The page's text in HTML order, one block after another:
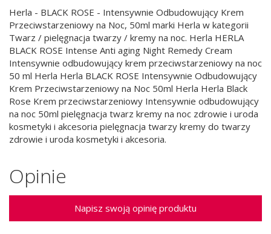
Herla - BLACK ROSE - Intensywnie Odbudowujący Krem
Przeciwstarzeniowy na Noc, 50ml marki Herla w kategorii
Twarz / pielęgnacja twarzy / kremy na noc. Herla HERLA
BLACK ROSE Intense Anti aging Night Remedy Cream
Intensywnie odbudowujący krem przeciwstarzeniowy na noc
50 ml Herla Herla BLACK ROSE Intensywnie Odbudowujący
Krem Przeciwstarzeniowy na Noc 50ml Herla Herla Black
Rose Krem przeciwstarzeniowy Intensywnie odbudowujący
na noc 50ml pielęgnacja twarz kremy na noc zdrowie i uroda
kosmetyki i akcesoria pielęgnacja twarzy kremy do twarzy
zdrowie i uroda kosmetyki i akcesoria.
Opinie
Napisz swoją opinię produktu